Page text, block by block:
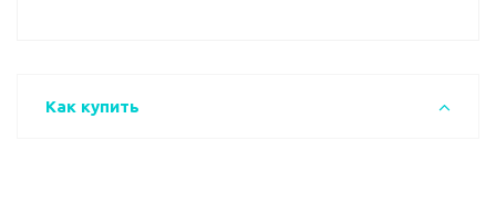
Как купить